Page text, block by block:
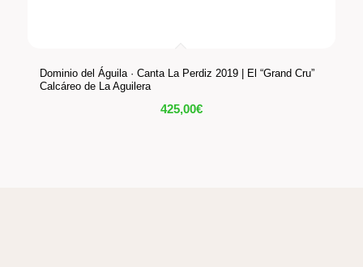
Dominio del Águila · Canta La Perdiz 2019 | El “Grand Cru”
Calcáreo de La Aguilera
425,00€